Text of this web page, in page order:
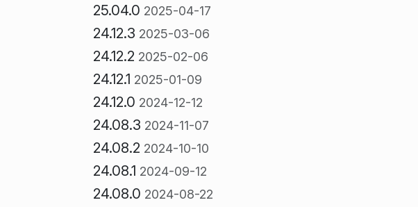
25.04.0 2025-04-17
24.12.3 2025-03-06
24.12.2 2025-02-06
24.12.1 2025-01-09
24.12.0 2024-12-12
24.08.3 2024-11-07
24.08.2 2024-10-10
24.08.1 2024-09-12
24.08.0 2024-08-22